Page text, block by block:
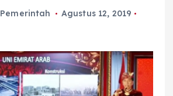
Pemerintah
Agustus 12, 2019